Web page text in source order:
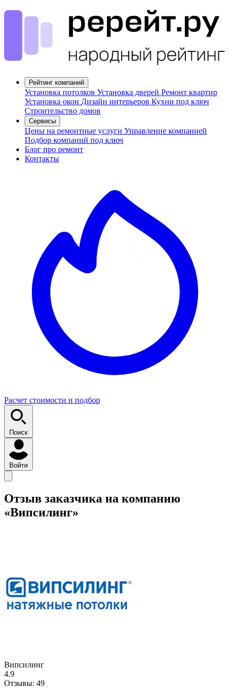
Рейтинг компаний
Установка потолков Установка дверей Ремонт квартир
Установка окон Дизайн интерьеров Кухни под ключ
Строительство домов
Сервисы
Цены на ремонтные услуги Управление компанией
Подбор компаний под ключ
Блог про ремонт
Контакты
Расчет стоимости и подбор
Поиск
Войти
Отзыв заказчика на компанию
«Випсилинг»
Випсилинг
4.9
Отзывы: 49